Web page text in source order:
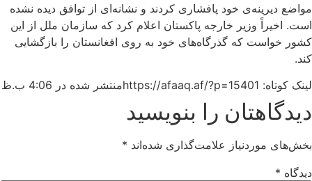
مواضع دیرینه‌ی خود پافشاری کردند و نشانه‌ای از توافق دیده نشده
است. اخیراً وزیر خارجه پاکستان اعلام کرد که سازمان ملل از این
کشور خواست که گذرگاه‌های خود به روی افغانستان را بازگشایی
کند.
لینک کوتاه: https://afaaq.af/?p=15401
منتشر شده در 4:06 ب.ظ
دیدگاهتان را بنویسید
بخش‌های موردنیاز علامت‌گذاری شده‌اند *
دیدگاه *